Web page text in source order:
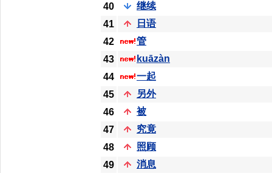
40
继续
41
日语
42
管
43
kuāzàn
44
一起
45
另外
46
被
47
究竟
48
照顾
49
消息